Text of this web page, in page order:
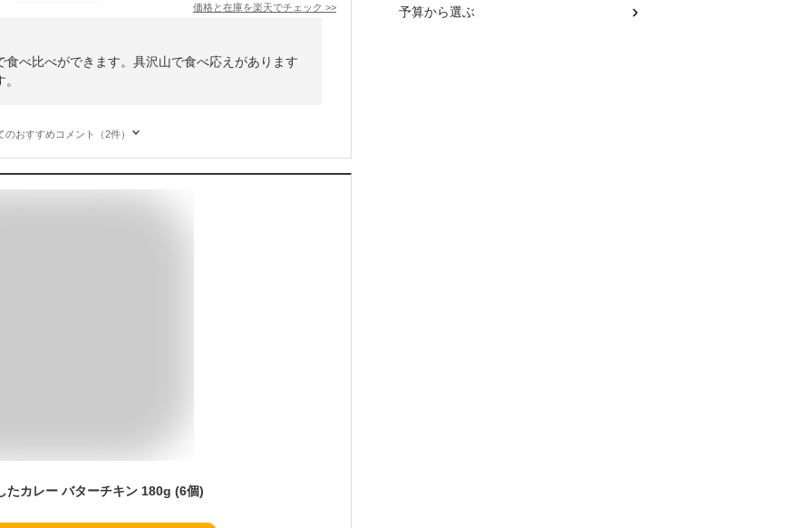
価格と在庫を楽天でチェック >>
べ比べができます。具沢山で食べ応えがあります
のおすすめコメント（2件）
たカレー バターチキン 180g (6個)
予算から選ぶ